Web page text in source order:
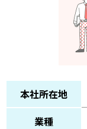
本社所在地
業種